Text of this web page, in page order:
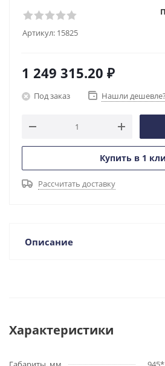
Артикул: 15825
1 249 315.20 ₽
Под заказ Нашли дешевле?
Купить в 1
Рассчитать доставку
Описание
Характеристики